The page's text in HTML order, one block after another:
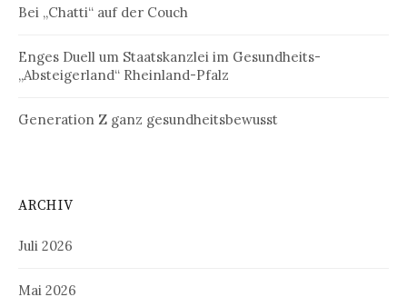
Bei „Chatti“ auf der Couch
Enges Duell um Staatskanzlei im Gesundheits-
„Absteigerland“ Rheinland-Pfalz
Generation Z ganz gesundheitsbewusst
ARCHIV
Juli 2026
Mai 2026